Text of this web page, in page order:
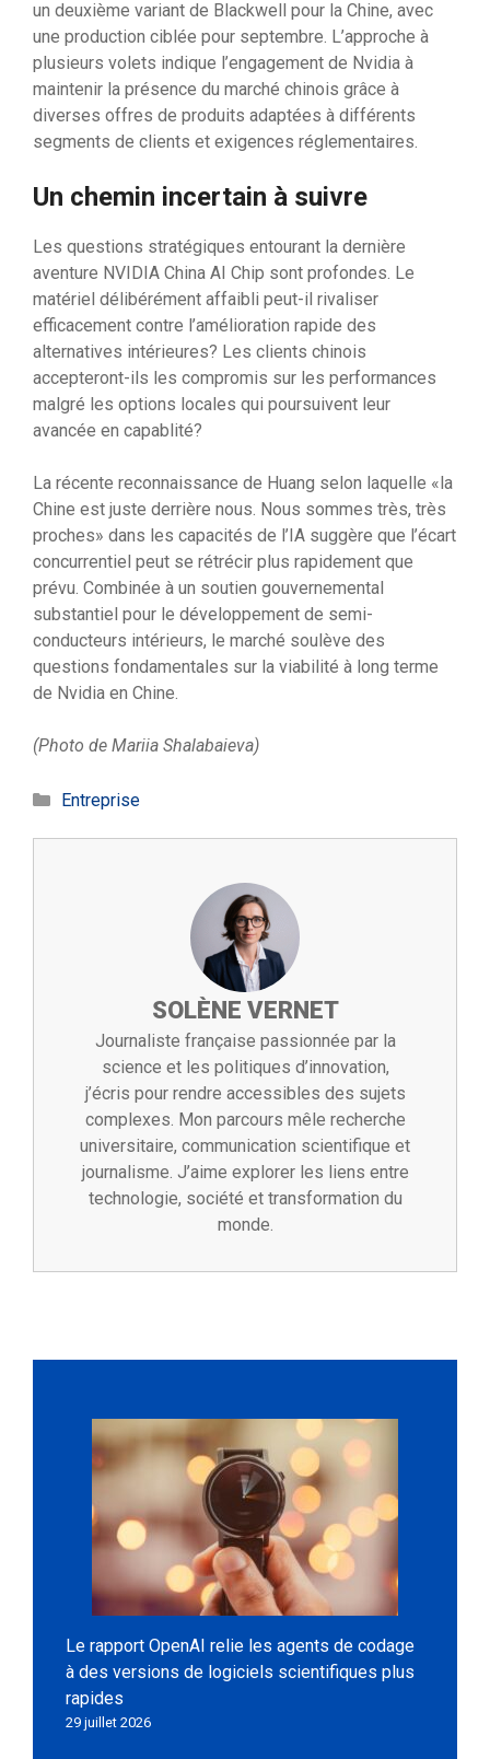
un deuxième variant de Blackwell pour la Chine, avec
une production ciblée pour septembre. L’approche à
plusieurs volets indique l’engagement de Nvidia à
maintenir la présence du marché chinois grâce à
diverses offres de produits adaptées à différents
segments de clients et exigences réglementaires.
Un chemin incertain à suivre
Les questions stratégiques entourant la dernière
aventure NVIDIA China AI Chip sont profondes. Le
matériel délibérément affaibli peut-il rivaliser
efficacement contre l’amélioration rapide des
alternatives intérieures? Les clients chinois
accepteront-ils les compromis sur les performances
malgré les options locales qui poursuivent leur
avancée en capablité?
La récente reconnaissance de Huang selon laquelle «la
Chine est juste derrière nous. Nous sommes très, très
proches» dans les capacités de l’IA suggère que l’écart
concurrentiel peut se rétrécir plus rapidement que
prévu. Combinée à un soutien gouvernemental
substantiel pour le développement de semi-
conducteurs intérieurs, le marché soulève des
questions fondamentales sur la viabilité à long terme
de Nvidia en Chine.
(Photo de Mariia Shalabaieva)
Catégories
Entreprise
SOLÈNE VERNET
Journaliste française passionnée par la
science et les politiques d’innovation,
j’écris pour rendre accessibles des sujets
complexes. Mon parcours mêle recherche
universitaire, communication scientifique et
journalisme. J’aime explorer les liens entre
technologie, société et transformation du
monde.
Le rapport OpenAI relie les agents de codage
à des versions de logiciels scientifiques plus
rapides
29 juillet 2026